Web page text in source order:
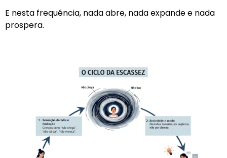
E nesta frequência, nada abre, nada expande e nada
prospera.